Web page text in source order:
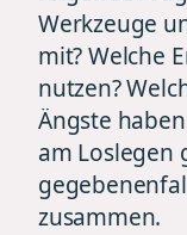
Werkzeuge
mit? Welche
nutzen?
Ängste
am Loslegen
zusammen.